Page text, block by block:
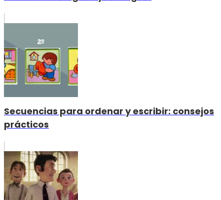
Secuencias para ordenar y escribir: consejos
prácticos